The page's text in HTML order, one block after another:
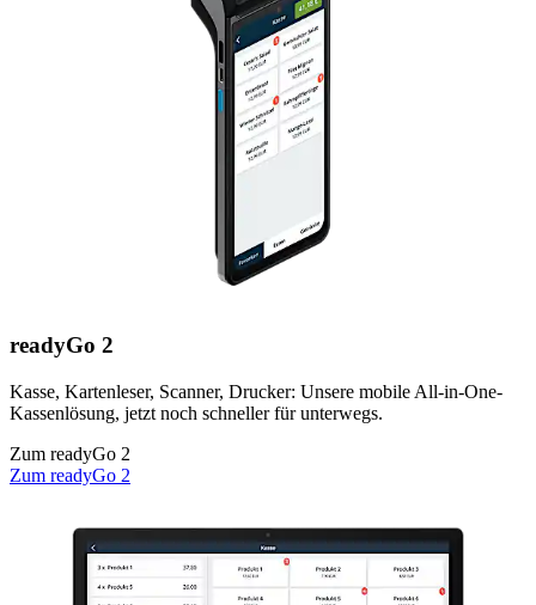
readyGo 2
Kasse, Kartenleser, Scanner, Drucker: Unsere mobile All-in-One-
Kassenlösung, jetzt noch schneller für unterwegs.
Zum readyGo 2
Zum readyGo 2